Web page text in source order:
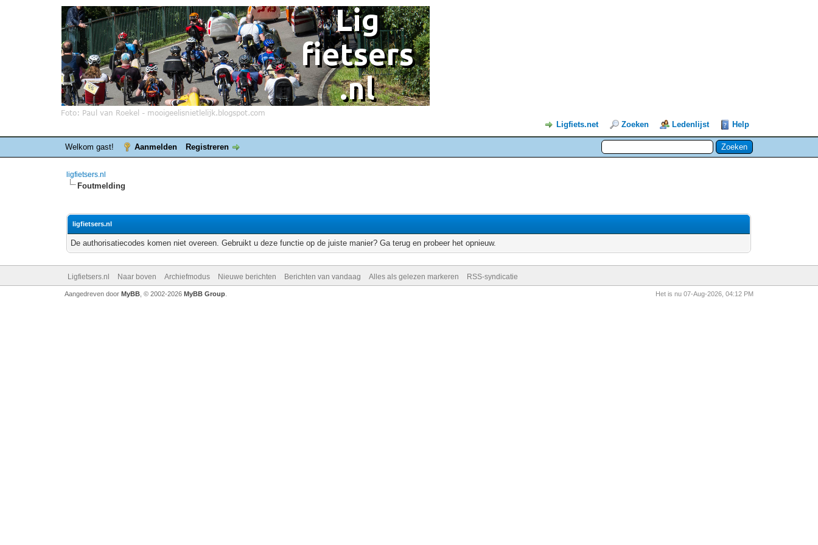
Ligfiets.net Zoeken Ledenlijst Help
Welkom gast! Aanmelden Registreren
ligfietsers.nl
Foutmelding
ligfietsers.nl
De authorisatiecodes komen niet overeen. Gebruikt u deze functie op de juiste manier? Ga terug en probeer het opnieuw.
Ligfietsers.nl Naar boven Archiefmodus Nieuwe berichten Berichten van vandaag Alles als gelezen markeren RSS-syndicatie
Het is nu 07-Aug-2026, 04:12 PM
Aangedreven door MyBB, © 2002-2026 MyBB Group.